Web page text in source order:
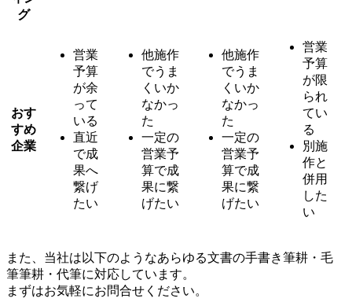
グ
おす
すめ
企業
営業
予算
が余
って
いる
直近
で成
果へ
繋げ
たい
他施作
でうま
くいか
なかっ
た
一定の
営業予
算で成
果に繋
げたい
他施作
でうま
くいか
なかっ
た
一定の
営業予
算で成
果に繋
げたい
営業
予算
が限
られ
てい
る
別施
作と
併用
した
い
また、当社は以下のようなあらゆる文書の手書き筆耕・毛
筆筆耕・代筆に対応しています。
まずはお気軽にお問合せください。